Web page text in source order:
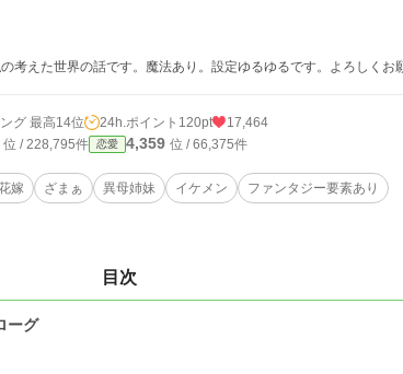
考えた世界の話です。魔法あり。設定ゆるゆるです。よろしくお
グ 最高14位 24h.ポイント 120pt 17,464
位 / 228,795件 恋愛 4,359 位 / 66,375件
嫁 ざまぁ 異母姉妹 イケメン ファンタジー要素あり
目次
ーグ